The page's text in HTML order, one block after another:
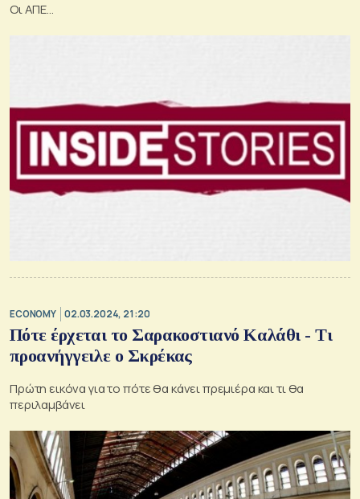
Οι ΑΠΕ…
ECONOMY 02.03.2024, 21:20
Πότε έρχεται το Σαρακοστιανό Καλάθι - Τι
προανήγγειλε ο Σκρέκας
Πρώτη εικόνα για το πότε θα κάνει πρεμιέρα και τι θα
περιλαμβάνει